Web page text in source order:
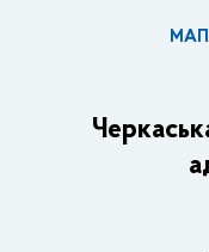
Основні